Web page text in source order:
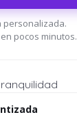
personalizada.
pocos minutos.